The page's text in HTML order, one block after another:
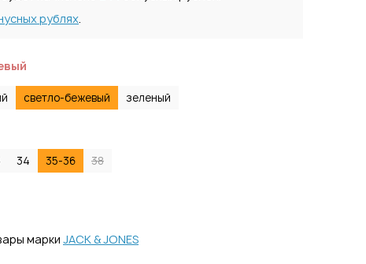
рублях.
светло-бежевый зеленый
34 35-36 38
марки JACK & JONES